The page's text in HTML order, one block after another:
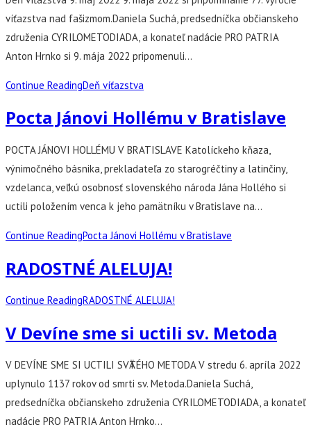
víťazstva nad fašizmom.Daniela Suchá, predsedníčka občianskeho
združenia CYRILOMETODIADA, a konateľ nadácie PRO PATRIA
Anton Hrnko si 9. mája 2022 pripomenuli…
Continue ReadingDeň víťazstva
Pocta Jánovi Hollému v Bratislave
POCTA JÁNOVI HOLLÉMU V BRATISLAVE Katolíckeho kňaza,
výnimočného básnika, prekladateľa zo starogréčtiny a latinčiny,
vzdelanca, veľkú osobnosť slovenského národa Jána Hollého si
uctili položením venca k jeho pamätníku v Bratislave na…
Continue ReadingPocta Jánovi Hollému v Bratislave
RADOSTNÉ ALELUJA!
Continue ReadingRADOSTNÉ ALELUJA!
V Devíne sme si uctili sv. Metoda
V DEVÍNE SME SI UCTILI SVӒTÉHO METODA V stredu 6. apríla 2022
uplynulo 1137 rokov od smrti sv. Metoda.Daniela Suchá,
predsedníčka občianskeho združenia CYRILOMETODIADA, a konateľ
nadácie PRO PATRIA Anton Hrnko…